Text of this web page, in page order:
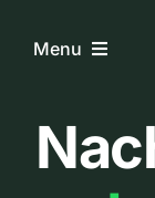
InhaltMenu
Home